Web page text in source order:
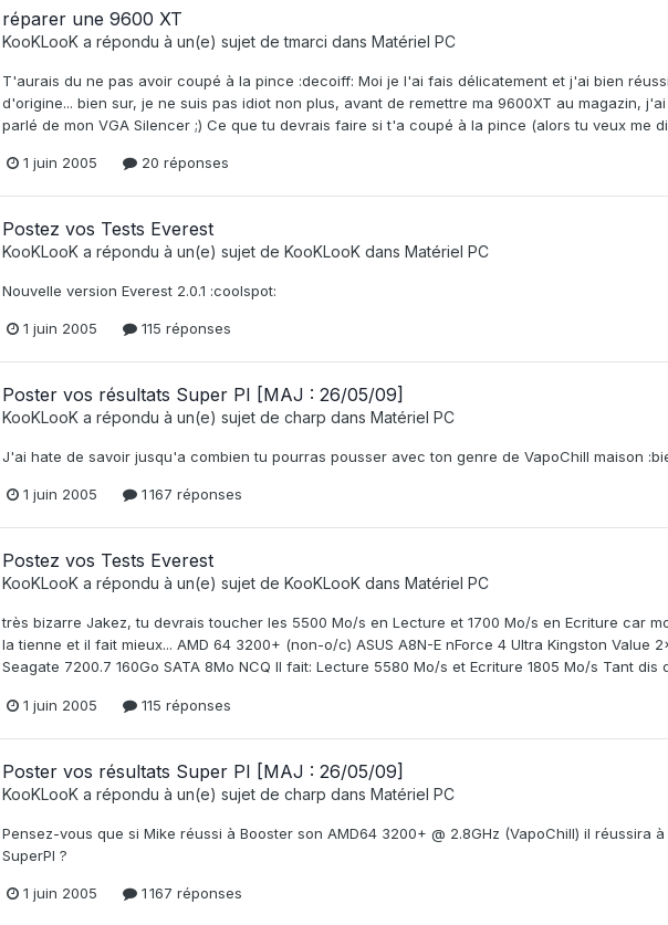
réparer une 9600 XT
KooKLooKa répondu à un(e) sujet detmarci dans Matériel PC
T'aurais du ne pas avoir coupé à la pince :decoiff: Moi je l'ai fais délicatement et j'ai bien
d'origine... bien sur, je ne suis pas idiot non plus, avant de remettre ma 9600XT au magazin,
parlé de mon VGA Silencer ;) Ce que tu devrais faire si t'a coupé à la pince (alors tu veux me
1 juin 2005 20 réponses
Postez vos Tests Everest
KooKLooKa répondu à un(e) sujet de KooKLooKdans Matériel PC
Nouvelle version Everest 2.0.1 :coolspot:
1 juin 2005 115 réponses
Poster vos résultats Super PI [MAJ : 26/05/09]
KooKLooKa répondu à un(e) sujet de charp dans Matériel PC
J'ai hate de savoir jusqu'a combien tu pourras pousser avec ton genre de VapoChill maison
1 juin 2005 1 167 réponses
Postez vos Tests Everest
KooKLooKa répondu à un(e) sujet de KooKLooKdans Matériel PC
très bizarre Jakez, tu devrais toucher les 5500 Mo/s en Lecture et 1700 Mo/s en Ecriture car
la tienne et il fait mieux... AMD 64 3200+ (non-o/c) ASUS A8N-E nForce 4 Ultra Kingston Value
Seagate 7200.7 160Go SATA 8Mo NCQ Il fait: Lecture 5580 Mo/s et Ecriture 1805 Mo/s Tant dis
1 juin 2005 115 réponses
Poster vos résultats Super PI [MAJ : 26/05/09]
KooKLooKa répondu à un(e) sujet de charp dans Matériel PC
Pensez-vous que si Mike réussi à Booster son AMD64 3200+ @ 2.8GHz (VapoChill) il réussira
SuperPI ?
1 juin 2005 1 167 réponses